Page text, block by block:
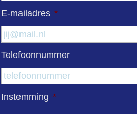
E-mailadres *
Telefoonnummer
Instemming *